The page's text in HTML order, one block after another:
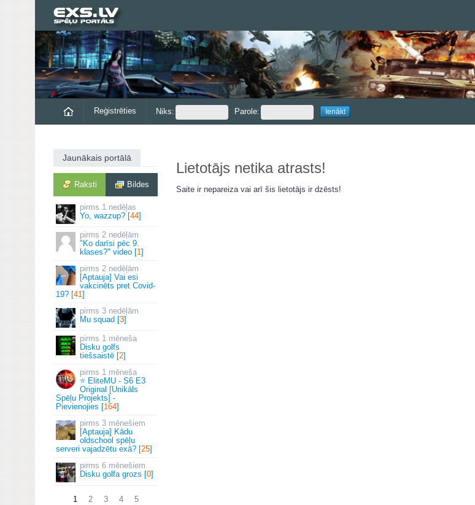
Reģistrēties Niks: Parole:
Jaunākais portālā
Raksti Bildes
1 nedēļas
Yo, wazzup? [44]
2 nedēļām
"Ko darīsi pēc 9.
klases?" video [1]
2 nedēļām
[Aptauja] Vai esi
vakcinēts pret Covid-
19? [41]
3 nedēļām
Mu squad [3]
1 mēneša
Disku golfs
tiešsaistē [2]
1 mēneša
⭐ EliteMU - S6 E3
Original [Unikāls
Spēļu Projekts] -
Pievienojies [164]
3 mēnešiem
[Aptauja] Kādu
oldschool spēļu
serveri vajadzētu exā? [25]
6 mēnešiem
Disku golfa grozs [0]
1 2 3 4 5
Lietotājs netika atrasts!
Saite ir nepareiza vai arī šis lietotājs ir dzēsts!